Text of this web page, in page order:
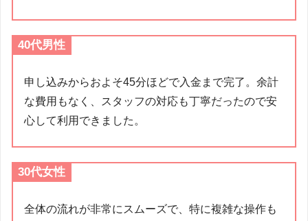
40代男性
申し込みからおよそ45分ほどで入金まで完了。余計
な費用もなく、スタッフの対応も丁寧だったので安
心して利用できました。
30代女性
全体の流れが非常にスムーズで、特に複雑な操作も